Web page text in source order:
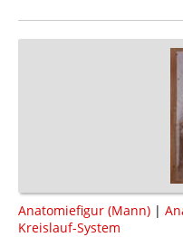
Anatomiefigur (Mann) |
Kreislauf-System